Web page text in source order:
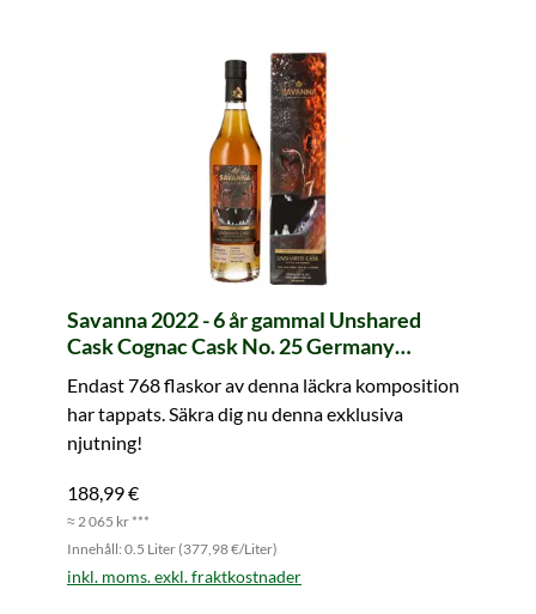
Savanna 2022 - 6 år gammal Unshared
Cask Cognac Cask No. 25 Germany
Endast 768 flaskor av denna läckra komposition
har tappats. Säkra dig nu denna exklusiva
njutning!
188,99 €
≈ 2 065 kr ***
Innehåll: 0.5 Liter (377,98 €/Liter)
inkl. moms. exkl. fraktkostnader